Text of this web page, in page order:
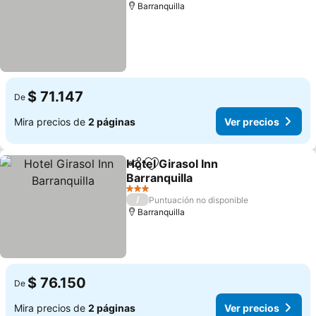
Barranquilla
De $ 71.147
Mira precios de 2 páginas Ver precios
CompartirAgregar a favoritos
Hotel Girasol Inn
Barranquilla
3 Estrellas
/
Puntuación no disponible
Barranquilla
De $ 76.150
Mira precios de 2 páginas Ver precios